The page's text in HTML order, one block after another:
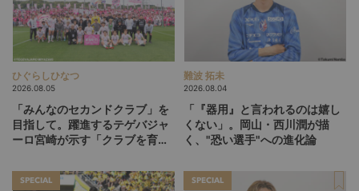
ひぐらしひなつ
2026.08.05
「みんなのセカンドクラブ」を
目指して。躍進するテゲバジャ
ーロ宮崎が示す「クラブを育て
難波 拓未
2026.08.04
「『器用』と言われるのは嬉し
くない」。岡山・西川潤が描
く、"恐い選手"への進化論
SPECIAL SPECIAL